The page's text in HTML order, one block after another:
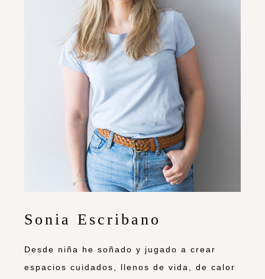
Sonia Escribano
Desde niña he soñado y jugado a crear
espacios cuidados, llenos de vida, de calor